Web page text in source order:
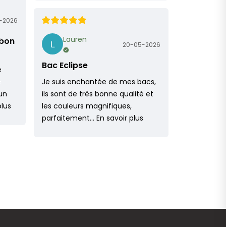
Lauren 20-05-2026
Bac Eclipse
Je suis enchantée de mes bacs,
ils sont de très bonne qualité et
les couleurs magnifiques,
parfaitement… En savoir plus